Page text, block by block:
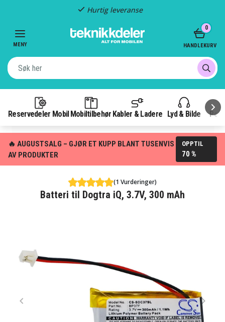
Hurtig leveranse
MENY
Reservedeler Mobil Mobiltilbehør Kabler & Ladere Lyd & Bilde
0
HANDLEKURV
🔥 AUGUSTSALG – GJØR ET KUPP BLANT TUSENVIS
AV PRODUKTER
OPPTIL
70 %
(1 Vurderinger)
Batteri til Dogtra iQ, 3.7V, 300 mAh